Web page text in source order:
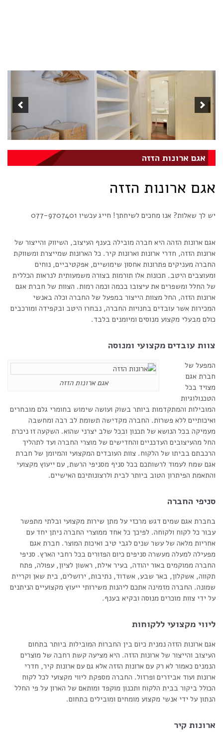
אגם ארונות הזזה
אגם ארונות הזזה
יש לך שאלות? אנו מחכים לשיחתך! חייג עכשיו 077-9707401
אגם ארונות הזהה היא חברה מובילה בענף העיצוב, השיווק והייצור של
ארונות הזזה, חדרי ארונות וארונות קיר. כל הארונות שמייצרת ומשווקת
החברה מעניקים פתרונות אחסון שימושיים, אפקטיביים, נוחים
ומעוצבים היטב. תכונות אלו תורמות בצורה משמעותית לנראות הכללית
של החלל ומשפרים את עיצובו בכמה וכמה רמות. הצוות של חברת אגם
ארונות הזזה, החל מצוות הייצור במפעל של החברה וכלה באנשי
המכירות אשר עובדים בחנויות החברה, נבחרו היטב ובקפידה ומורכבים
כולם מבעלי מקצוע מנוסים ומיומנים בלבד.
צוות עובדים מקצועי ומנוסה
אגם ארונות הזזה
המפעל של
חברת אגם
מצויד בכל
הטכנולוגיות
המובילות והמתקדמות ביותר בשוק ועושה שימוש בחומרי גלם מובחרים
ואיכותיים ללא פשרות. החברה מקדישה תשומת לב רבה ומחשבה
מעמיקה בכל הנושא של תכנון ובכל שלב יצרני שהוא. השקעה זו ניכרת
החל מהעיצובים העדכניים והחדישים של מוצרי החברה ועד לתהליך
הרכבתם בביתו של הלקוח. צוות העובדים המקצועי והמיומן של חברת
אגם שמח לעמוד לרשותכם בכל סניף מסניפי הרשת, עם ייעוץ מקצועי
והתאמת הפיתרון הטוב ביותר לבית ולרצונותיכם האישיים.
סניפי החברה
בחברת אגם שמים דגש מרכזי על מתן שירות מקצועי ובלתי מתפשר
עבור כל לקוח ולקוחה. לפיכך כל אחד ממוצרי החברה ניתן יחד עם
אחריות מלאה של עשר שנים לגבי טיב ואיכות המוצר. חברת אגם
מפעילה למעלה מעשרה סניפים כיום הפזורים בכל רחבי הארץ. סניפי
החברה ממוקמים באור יהודה, בעיר אילת, ראשון לציון, עפולה, פתח
תקווה, אשקלון, באר שבע, אשדוד, נתיבות, ירושלים, בית שאן וקריית
שמונה. החברה מזמינה אתכם ליהנות משירותי ייעוץ מקצועיים הניתנים
על ידי צוות מוכרים מנוסה ובקיא בענף.
ליווי מקצועי ללקוחות
אגם ארונות הזזה נמנית כיום בין החברות המובילות ביותר בתחום
העיצוב והייצור של ארונות הזזה. היא מציעה קשת רחבה של מוצרים
הנמנים כאמור לא רק עם ארונות הזזה אלא גם עם ארונות קיר, חדרי
ארונות ועוד אביזרים ופרזול. החברה מספקת ליווי מקצועי לכל לקוח
הכולל ביקור בבית הלקוח ותכנון מוקפד ומותאם של הארון על פי החלל
הנתון על ידי אנשי מקצוע מומחים ומובילים בתחום.
ארונות קיר